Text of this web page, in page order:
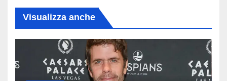
Visualizza anche